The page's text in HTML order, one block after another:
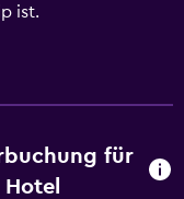
ist.
für